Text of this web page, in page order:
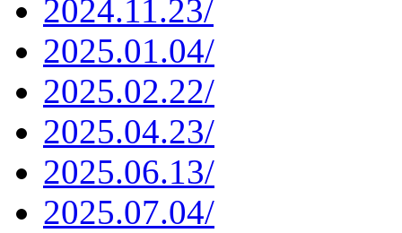
2024.11.23/
2025.01.04/
2025.02.22/
2025.04.23/
2025.06.13/
2025.07.04/